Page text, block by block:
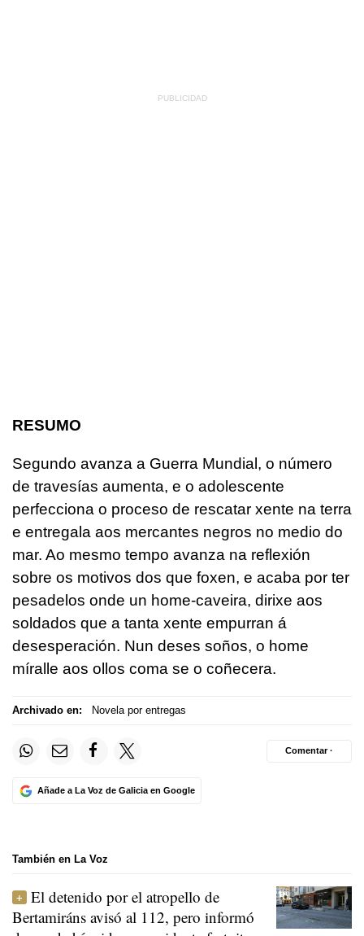
RESUMO
Segundo avanza a Guerra Mundial, o número
de travesías aumenta, e o adolescente
perfecciona o proceso de rescatar xente na terra
e entregala aos mercantes negros no medio do
mar. Ao mesmo tempo avanza na reflexión
sobre os motivos dos que foxen, e acaba por ter
pesadelos onde un home-caveira, dirixe aos
soldados que a tanta xente empurran á
desesperación. Nun deses soños, o home
míralle aos ollos coma se o coñecera.
Archivado en: Novela por entregas
Añade a La Voz de Galicia en Google
Comentar ·
También en La Voz
El detenido por el atropello de
Bertamiráns avisó al 112, pero informó